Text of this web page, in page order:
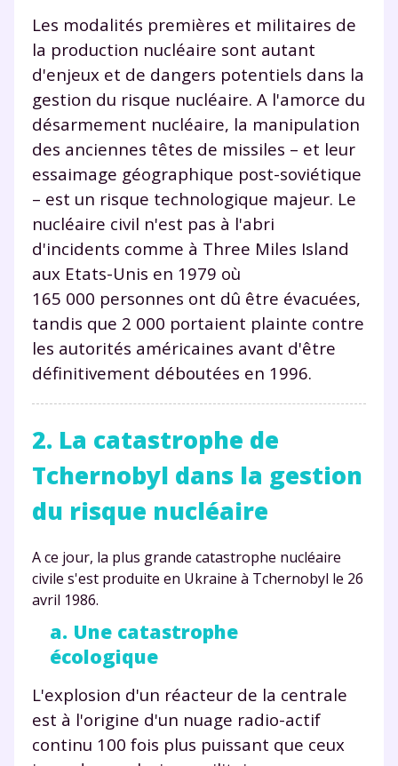
Les modalités premières et militaires de
la production nucléaire sont autant
d'enjeux et de dangers potentiels dans la
gestion du risque nucléaire. A l'amorce du
désarmement nucléaire, la manipulation
des anciennes têtes de missiles – et leur
essaimage géographique post-soviétique
– est un risque technologique majeur. Le
nucléaire civil n'est pas à l'abri
d'incidents comme à Three Miles Island
aux Etats-Unis en 1979 où
165 000 personnes ont dû être évacuées,
tandis que 2 000 portaient plainte contre
les autorités américaines avant d'être
définitivement déboutées en 1996.
2. La catastrophe de
Tchernobyl dans la gestion
du risque nucléaire
A ce jour, la plus grande catastrophe nucléaire
civile s'est produite en Ukraine à Tchernobyl le 26
avril 1986.
a. Une catastrophe
écologique
L'explosion d'un réacteur de la centrale
est à l'origine d'un nuage radio-actif
continu 100 fois plus puissant que ceux